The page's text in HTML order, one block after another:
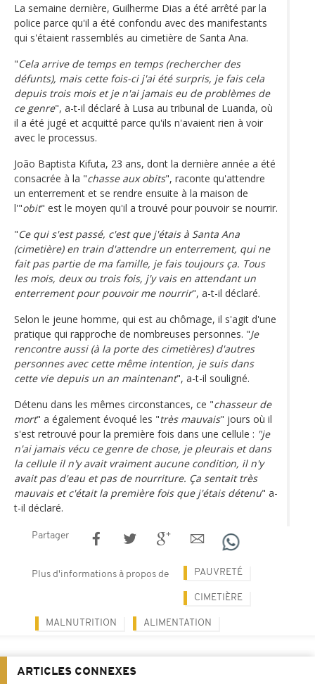
La semaine dernière, Guilherme Dias a été arrêté par la
police parce qu'il a été confondu avec des manifestants
qui s'étaient rassemblés au cimetière de Santa Ana.
"Cela arrive de temps en temps (rechercher des
défunts), mais cette fois-ci j'ai été surpris, je fais cela
depuis trois mois et je n'ai jamais eu de problèmes de
ce genre", a-t-il déclaré à Lusa au tribunal de Luanda, où
il a été jugé et acquitté parce qu'ils n'avaient rien à voir
avec le processus.
João Baptista Kifuta, 23 ans, dont la dernière année a été
consacrée à la "chasse aux obits", raconte qu'attendre
un enterrement et se rendre ensuite à la maison de
l'"obit" est le moyen qu'il a trouvé pour pouvoir se nourrir.
"Ce qui s'est passé, c'est que j'étais à Santa Ana
(cimetière) en train d'attendre un enterrement, qui ne
fait pas partie de ma famille, je fais toujours ça. Tous
les mois, deux ou trois fois, j'y vais en attendant un
enterrement pour pouvoir me nourrir", a-t-il déclaré.
Selon le jeune homme, qui est au chômage, il s'agit d'une
pratique qui rapproche de nombreuses personnes. "Je
rencontre aussi (à la porte des cimetières) d'autres
personnes avec cette même intention, je suis dans
cette vie depuis un an maintenant", a-t-il souligné.
Détenu dans les mêmes circonstances, ce "chasseur de
mort" a également évoqué les "très mauvais" jours où il
s'est retrouvé pour la première fois dans une cellule : "je
n'ai jamais vécu ce genre de chose, je pleurais et dans
la cellule il n'y avait vraiment aucune condition, il n'y
avait pas d'eau et pas de nourriture. Ça sentait très
mauvais et c'était la première fois que j'étais détenu" a-
t-il déclaré.
Partager
Plus d'informations à propos de PAUVRETÉ
CIMETIÈRE
MALNUTRITION ALIMENTATION
ARTICLES CONNEXES